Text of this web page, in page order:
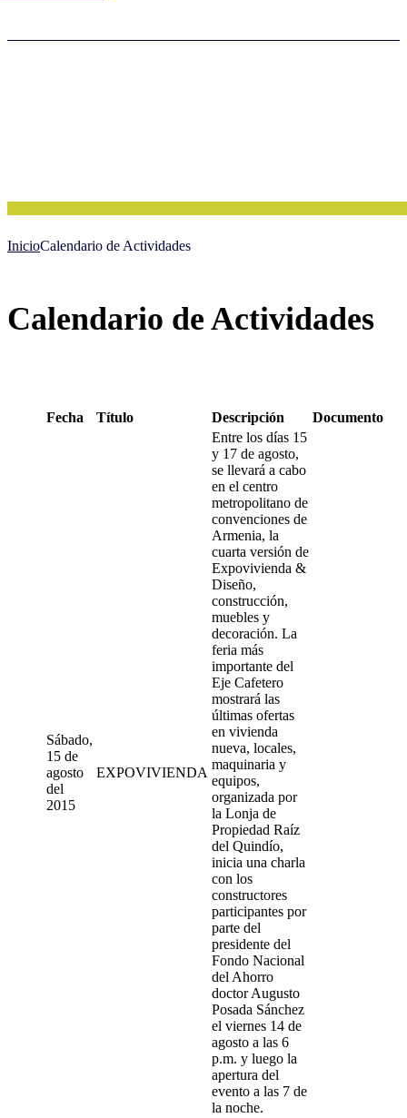
InicioCalendario de Actividades
Calendario de Actividades
Fecha Título Descripción Documento
Sábado,
15 de
agosto
del
2015
EXPOVIVIENDA
Entre los días 15
y 17 de agosto,
se llevará a cabo
en el centro
metropolitano de
convenciones de
Armenia, la
cuarta versión de
Expovivienda &
Diseño,
construcción,
muebles y
decoración. La
feria más
importante del
Eje Cafetero
mostrará las
últimas ofertas
en vivienda
nueva, locales,
maquinaria y
equipos,
organizada por
la Lonja de
Propiedad Raíz
del Quindío,
inicia una charla
con los
constructores
participantes por
parte del
presidente del
Fondo Nacional
del Ahorro
doctor Augusto
Posada Sánchez
el viernes 14 de
agosto a las 6
p.m. y luego la
apertura del
evento a las 7 de
la noche.